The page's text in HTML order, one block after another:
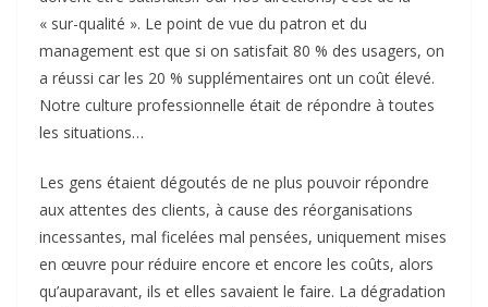
« sur-qualité ». Le point de vue du patron et du
management est que si on satisfait 80 % des usagers, on
a réussi car les 20 % supplémentaires ont un coût élevé.
Notre culture professionnelle était de répondre à toutes
les situations…
Les gens étaient dégoutés de ne plus pouvoir répondre
aux attentes des clients, à cause des réorganisations
incessantes, mal ficelées mal pensées, uniquement mises
en œuvre pour réduire encore et encore les coûts, alors
qu’auparavant, ils et elles savaient le faire. La dégradation